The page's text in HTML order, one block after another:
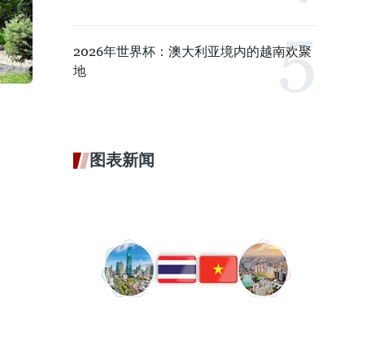
2026年世界杯：澳大利亚境内的越南欢聚
地
图表新闻